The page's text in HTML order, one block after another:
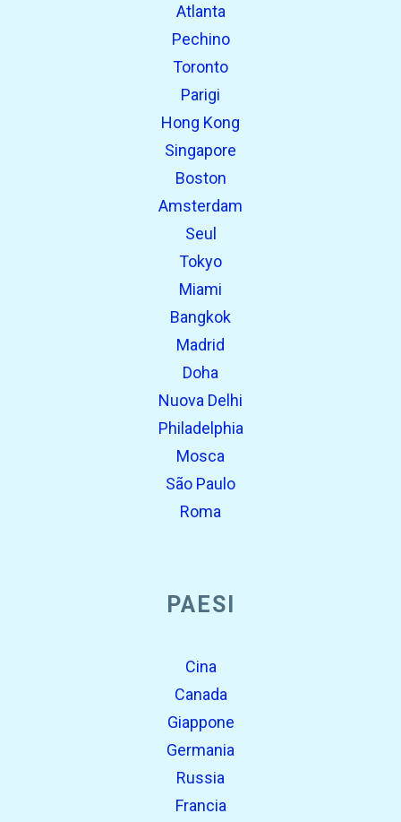
Trovato in precedenza:
Trovato in precedenza:
Atlanta
Pechino
Toronto
Parigi
Hong Kong
Singapore
Boston
Amsterdam
Seul
Tokyo
Miami
Bangkok
Madrid
Doha
Nuova Delhi
Philadelphia
Mosca
São Paulo
Roma
PAESI
Cina
Canada
Giappone
Germania
Russia
Francia